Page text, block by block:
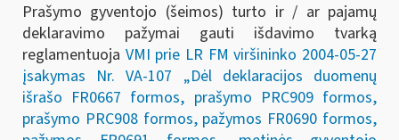
Prašymo gyventojo (šeimos) turto ir / ar pajamų
deklaravimo pažymai gauti išdavimo tvarką
reglamentuoja VMI prie LR FM viršininko 2004-05-27
įsakymas Nr. VA-107 „Dėl deklaracijos duomenų
išrašo FR0667 formos, prašymo PRC909 formos,
prašymo PRC908 formos, pažymos FR0690 formos,